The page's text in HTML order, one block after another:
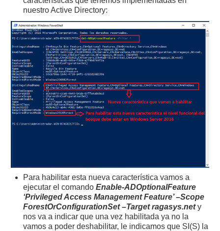
nuestro Active Directory:
Para habilitar esta nueva característica vamos a
ejecutar el comandoEnable-ADOptionalFeature
‘Privileged Access Management Feature’ –Scope
ForestOrConfigurationSet –Target ragasys.nety
nos va a indicar que una vez habilitada ya no la
vamos a poder deshabilitar, le indicamos que SI(S) la